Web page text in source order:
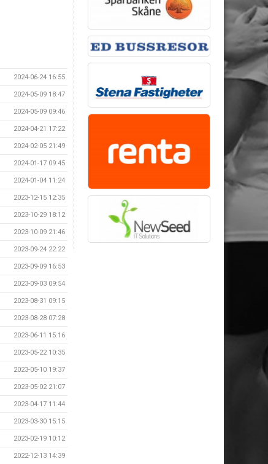
2024-06-24 16:55
2024-05-09 18:47
2024-05-09 09:46
2024-04-21 17:22
2024-02-05 21:49
2024-01-17 09:45
2024-01-04 11:24
2023-12-15 12:35
2023-10-29 18:12
2023-10-09 21:46
2023-09-24 22:22
2023-09-09 16:53
2023-09-03 09:54
2023-08-31 09:15
2023-08-28 07:28
2023-06-11 15:16
2023-05-22 10:35
2023-05-10 19:37
2023-05-02 21:07
2023-04-17 11:44
2023-03-30 15:15
2023-02-19 10:12
2022-12-13 14:39